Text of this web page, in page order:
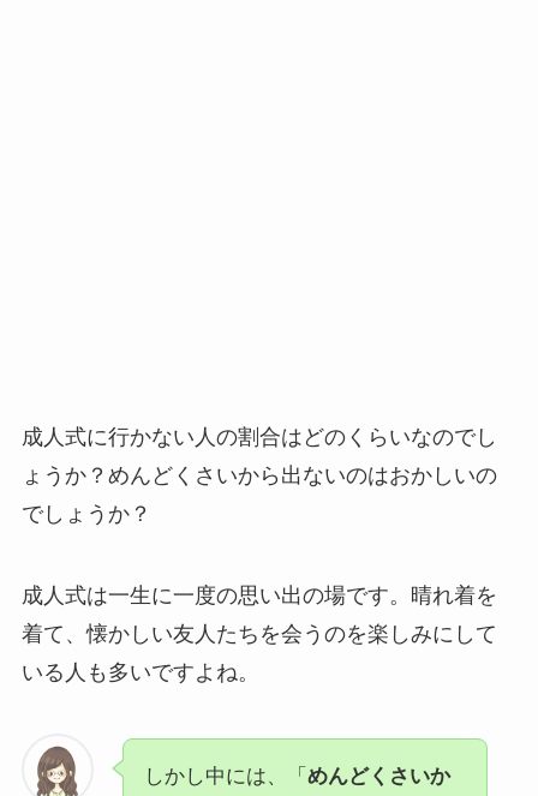
成人式に行かない人の割合はどのくらいなのでし
ょうか？めんどくさいから出ないのはおかしいの
でしょうか？
成人式は一生に一度の思い出の場です。晴れ着を
着て、懐かしい友人たちを会うのを楽しみにして
いる人も多いですよね。
しかし中には、「 めんどくさいか